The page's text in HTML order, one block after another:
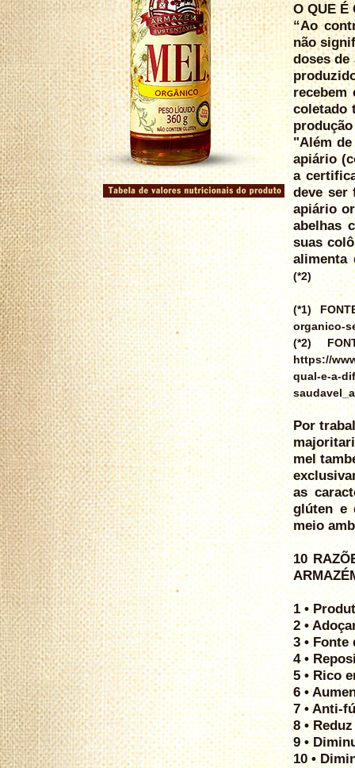
O QUE É
“Ao
não
doses
coletado
"Além
apiário
a
deve ser
apiário
abelhas
suas
alimenta
(*2)
(*1)
organico-
(*2)
https://
qual-e-a-
Por
mel
as
glúten e
meio
10
1 •
2 •
3 • Fonte
4 •
5 • Rico
6 •
7 • Anti-
8 •
9 •
10 •